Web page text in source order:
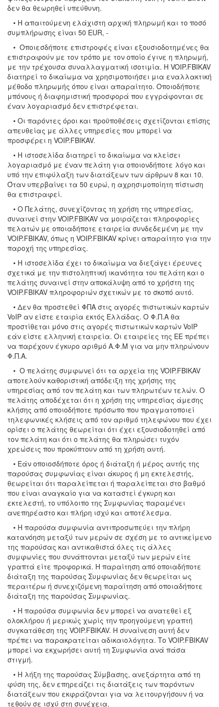
δεν θα θεωρηθεί υπεύθυνη.
• Η απαιτούμενη ελάχιστη αρχική πληρωμή και το ποσό
συμπλήρωσης είναι 50 EUR, -
• Οποιεσδήποτε επιστροφές είναι εξουσιοδοτημένες θα
επιστραφούν με τον τρόπο με τον οποίο έγινε η πληρωμή,
με την τρέχουσα συναλλαγματική ισοτιμία. Η VOIP.FBIKAV
διατηρεί το δικαίωμα να χρησιμοποιήσει μια εναλλακτική
μέθοδο πληρωμής όπου είναι απαραίτητο. Οποιοδήποτε
μπόνους ή διαφημιστική προσφορά που εγγράφονται σε
έναν λογαριασμό δεν επιστρέφεται.
• Οι παρόντες όροι και προϋποθέσεις σχετίζονται επίσης
απευθείας με άλλες υπηρεσίες που μπορεί να
προσφέρει η VOIP.FBIKAV.
• Η ιστοσελίδα διατηρεί το δικαίωμα να κλείσει
λογαριασμό με έναν πελάτη για οποιονδήποτε λόγο και
υπό την επιφύλαξη των διατάξεων των άρθρων 8 και 10.
Όταν υπερβαίνει τα 50 ευρώ, η αχρησιμοποίητη πίστωση
θα επιστραφεί.
• Ο Πελάτης, συνεχίζοντας τη χρήση της υπηρεσίας,
συναινεί στην VOIP.FBIKAV να μοιράζεται πληροφορίες
πελατών με οποιαδήποτε εταιρεία συνδεδεμένη με την
VOIP.FBIKAV, όπως η VOIP.FBIKAV κρίνει απαραίτητο για την
παροχή της υπηρεσίας.
• Η ιστοσελίδα έχει το δικαίωμα να διεξάγει έρευνες
σχετικά με την πιστοληπτική ικανότητα του πελάτη και ο
πελάτης συναινεί στην αποκάλυψη από το χρήστη της
VOIP.FBIKAV πληροφοριών σχετικών με το σκοπό αυτό.
• Δεν θα προστεθεί ΦΠΑ στις αγορές πιστωτικών καρτών
VoIP αν είστε εταιρία εκτός Ελλάδας. Ο Φ.Π.Α θα
προστίθεται μόνο στις αγορές πιστωτικών καρτών VoIP
εάν είστε ελληνική εταιρεία. Οι εταιρείες της ΕΕ πρέπει
να παρέχουν έγκυρο αριθμό Α.Φ.Μ για να μην πληρώνουν
Φ.Π.Α.
• Ο πελάτης συμφωνεί ότι τα αρχεία της VOIP.FBIKAV
αποτελούν καθοριστική απόδειξη της χρήσης της
υπηρεσίας από τον πελάτη και των πληρωτέων τελών. Ο
πελάτης αποδέχεται ότι η χρήση της υπηρεσίας άμεσης
κλήσης από οποιοδήποτε πρόσωπο που πραγματοποιεί
τηλεφωνικές κλήσεις από τον αριθμό τηλεφώνου που έχει
ορίσει ο πελάτης θεωρείται ότι έχει εξουσιοδοτηθεί από
τον πελάτη και ότι ο πελάτης θα πληρώσει τυχόν
χρεώσεις που προκύπτουν από τη χρήση αυτή.
• Εάν οποιοσδήποτε όρος ή διάταξη ή μέρος αυτής της
παρούσας συμφωνίας είναι άκυρος ή μη εκτελεστής,
θεωρείται ότι παραλείπεται ή παραλείπεται στο βαθμό
που είναι αναγκαίο για να καταστεί έγκυρη και
εκτελεστή, το υπόλοιπο της Συμφωνίας παραμένει
ανεπηρέαστο και πλήρη ισχύ και αποτέλεσμα.
• Η παρούσα συμφωνία αντιπροσωπεύει την πλήρη
κατανόηση μεταξύ των μερών σε σχέση με το αντικείμενο
της παρούσας και αντικαθιστά όλες τις άλλες
συμφωνίες που συνάπτονται μεταξύ των μερών είτε
γραπτά είτε προφορικά. Η παραίτηση από οποιαδήποτε
διάταξη της παρούσας Συμφωνίας δεν θεωρείται ως
περαιτέρω ή συνεχιζόμενη παραίτηση από οποιαδήποτε
διάταξη της παρούσας Συμφωνίας.
• Η παρούσα συμφωνία δεν μπορεί να ανατεθεί εξ
ολοκλήρου ή μερικώς χωρίς την προηγούμενη γραπτή
συγκατάθεση της VOIP.FBIKAV. Η συναίνεση αυτή δεν
πρέπει να παρακρατείται αδικαιολόγητα. Το VOIP.FBIKAV
μπορεί να εκχωρήσει αυτή τη Συμφωνία ανά πάσα
στιγμή.
• Η λήξη της παρούσας Σύμβασης, ανεξάρτητα από τη
φύση της, δεν επηρεάζει τις διατάξεις των παρόντων
διατάξεων που εκφράζονται για να λειτουργήσουν ή να
τεθούν σε ισχύ στη συνέχεια.